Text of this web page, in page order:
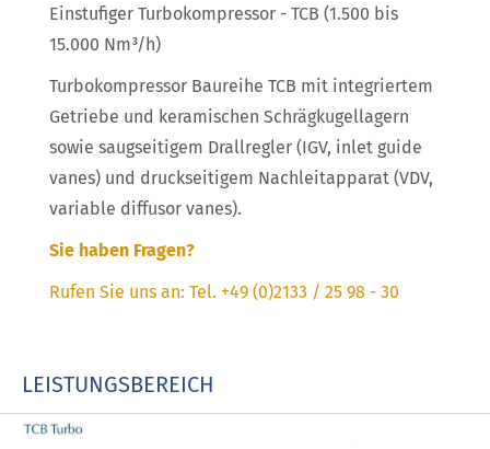
Einstufiger Turbokompressor - TCB (1.500 bis
15.000 Nm³/h)
Turbokompressor Baureihe TCB mit integriertem
Getriebe und keramischen Schrägkugellagern
sowie saugseitigem Drallregler (IGV, inlet guide
vanes) und druckseitigem Nachleitapparat (VDV,
variable diffusor vanes).
Sie haben Fragen?
Rufen Sie uns an: Tel. +49 (0)2133 / 25 98 - 30
LEISTUNGSBEREICH